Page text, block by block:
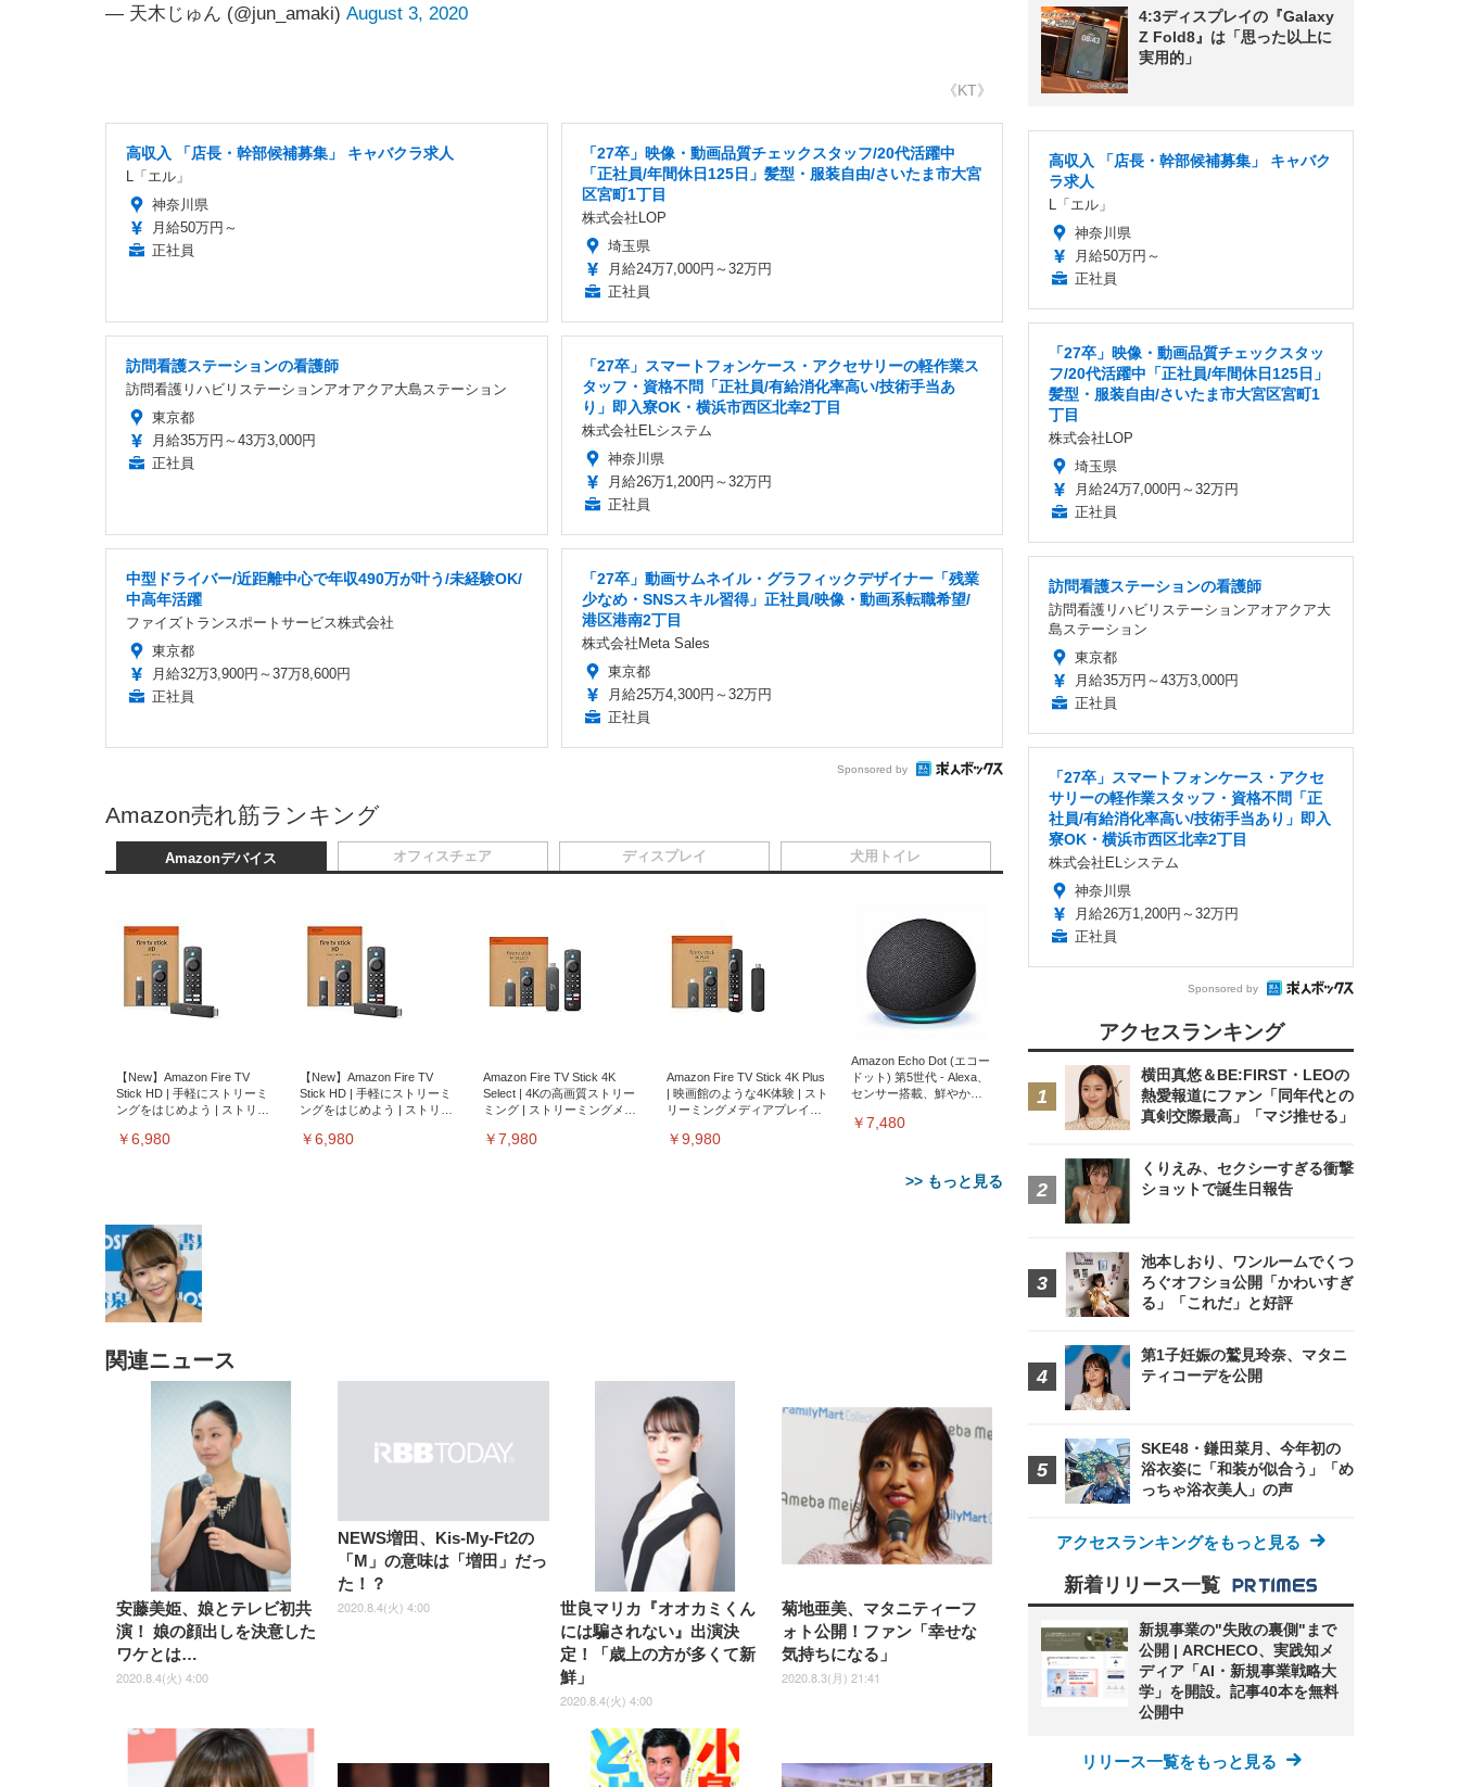
— 天木じゅん (@jun_amaki) August 3, 2020
《KT》
高収入 「店長・幹部候補募集」 キャバクラ求人
L「エル」
神奈川県
月給50万円～
正社員
「27卒」映像・動画品質チェックスタッフ/20代活躍中
「正社員/年間休日125日」髪型・服装自由/さいたま市大宮
区宮町1丁目
株式会社LOP
埼玉県
月給24万7,000円～32万円
正社員
訪問看護ステーションの看護師
訪問看護リハビリステーションアオアクア大島ステーション
東京都
月給35万円～43万3,000円
正社員
「27卒」スマートフォンケース・アクセサリーの軽作業ス
タッフ・資格不問「正社員/有給消化率高い/技術手当あ
り」即入寮OK・横浜市西区北幸2丁目
株式会社ELシステム
神奈川県
月給26万1,200円～32万円
正社員
中型ドライバー/近距離中心で年収490万が叶う/未経験OK/
中高年活躍
ファイズトランスポートサービス株式会社
東京都
月給32万3,900円～37万8,600円
正社員
「27卒」動画サムネイル・グラフィックデザイナー「残業
少なめ・SNSスキル習得」正社員/映像・動画系転職希望/
港区港南2丁目
株式会社Meta Sales
東京都
月給25万4,300円～32万円
正社員
Sponsored by
Amazon売れ筋ランキング
Amazonデバイス
【New】Amazon Fire TV
Stick HD | 手軽にストリーミ
ングをはじめよう | ストリー
￥6,980
【New】Amazon Fire TV
Stick HD | 手軽にストリーミ
ングをはじめよう | ストリー
￥6,980
Amazon Fire TV Stick 4K
Select | 4Kの高画質ストリー
ミング | ストリーミングメデ
￥7,980
Amazon Fire TV Stick 4K Plus
| 映画館のような4K体験 | スト
リーミングメディアプレイヤ
￥9,980
Amazon Echo Dot (エコー
ドット) 第5世代 - Alexa、
センサー搭載、鮮やかな
￥7,480
>> もっと見る
オフィスチェア
子 テレワーク 疲れない 跳ね
上げ式アームレスト コンパク
ト 約105度ロッキング pc 事務
椅子 360度回転 座面昇降 強化
ナイロン樹脂ベース 通気性メ
ッシュ 在宅ワーク H-
WY01(黒網+黒枠+黒足)
度ロッキング機能 人間工学 椅
子 腰サポート 90度跳ね上げ
ト ハンガー付き 高反発クッシ
ョン PCチェア 通気性メッシ
ュ ゲーミング/勉強/事務用 お
しゃれ パソコンチェア (ブラ
ック)
￥7,680
Sezlife オフィスチェア デスク
チェア 疲れない テレワーク
チェア 強化バックレスト 30度
ロッキング機能 人間工学 椅子
腰サポート 90度跳ね上げ式ア
ームレスト 3Dヘッドレスト
ハンガー付き 高反発クッショ
ン PCチェア 通気性メッシュ
ゲーミング/勉強/事務用 おし
ゃれ パソコンチェア (ホワイ
￥7,680
ッシュ 通気性 ランバーサ
ポート付き 腰サポート ガ
ス圧無段階昇降 360度回
転 キャスター付き コンパ
クト 幅52×奥行58.5×高さ
84～96cm テレワーク 在
宅勤務 ブラック
￥4,139
ディスプレイ
EIZO ビジネス向けプレミア
ムモニター | FlexScan
EV3240X-WT | 31.5型4K
UHD・USB Type-C・ホワイ
EIZO ビジネス向けプレミア
【純正品】27"ゲーミングモ
￥49,979
【整備済み品】Dell
E2724HS 27インチ 液晶モ
ニター フル
HD（1920×1080）VA 非光
沢 HDMI/DisplayPort/VGA
スピーカー内蔵 高さ調整 ス
イベル VESA対応
ComfortView ビジネス向け
￥15,800
Gaming Monitor 24” Essential ゲ
ーミングモニター QD 24.5インチ
1ms FHD 量子ドット 残像低減 (3
年保証 | 輝点保証 | 日本メーカー)
￥34,980
犬用トイレ
ーツ 薄型 レギュラー 1回使い
捨て 無香料 ホワイト 300枚
￥1,800
Smart Basic(スマートベーシ
ック) 【Amazon.co.jp限定】
Smart Basic アイリスオーヤマ
ペットシーツ 超厚型 お徳用
ワイド 100枚入 (x 1) (ケース
販売)
￥3,670
ュラー 200枚入
【Amazon.co.jp限定】
￥3,731
関連ニュース
安藤美姫、娘とテレビ初共
演！ 娘の顔出しを決意した
ワケとは…
2020.8.4(火) 4:00
NEWS増田、Kis-My-Ft2の
「M」の意味は「増田」だっ
た！？
2020.8.4(火) 4:00
世良マリカ『オオカミくん
には騙されない』出演決
定！「歳上の方が多くて新
鮮」
2020.8.4(火) 4:00
菊地亜美、マタニティーフ
ォト公開！ファン「幸せな
気持ちになる」
2020.8.3(月) 21:41
4:3ディスプレイの『Galaxy
Z Fold8』は「思った以上に
実用的」
高収入 「店長・幹部候補募集」 キャバク
ラ求人
L「エル」
神奈川県
月給50万円～
正社員
「27卒」映像・動画品質チェックスタッ
フ/20代活躍中「正社員/年間休日125日」
髪型・服装自由/さいたま市大宮区宮町1
丁目
株式会社LOP
埼玉県
月給24万7,000円～32万円
正社員
訪問看護ステーションの看護師
訪問看護リハビリステーションアオアクア大
島ステーション
東京都
月給35万円～43万3,000円
正社員
「27卒」スマートフォンケース・アクセ
サリーの軽作業スタッフ・資格不問「正
社員/有給消化率高い/技術手当あり」即入
寮OK・横浜市西区北幸2丁目
株式会社ELシステム
神奈川県
月給26万1,200円～32万円
正社員
Sponsored by
アクセスランキング
横田真悠＆BE:FIRST・LEOの
熱愛報道にファン「同年代との
真剣交際最高」「マジ推せる」
くりえみ、セクシーすぎる衝撃
ショットで誕生日報告
池本しおり、ワンルームでくつ
ろぐオフショ公開「かわいすぎ
る」「これだ」と好評
第1子妊娠の鷲見玲奈、マタニ
ティコーデを公開
SKE48・鎌田菜月、今年初の
浴衣姿に「和装が似合う」「め
っちゃ浴衣美人」の声
アクセスランキングをもっと見る
新着リリース一覧
新規事業の"失敗の裏側"まで
公開 | ARCHECO、実践知メ
ディア「AI・新規事業戦略大
学」を開設。記事40本を無料
公開中
リリース一覧をもっと見る